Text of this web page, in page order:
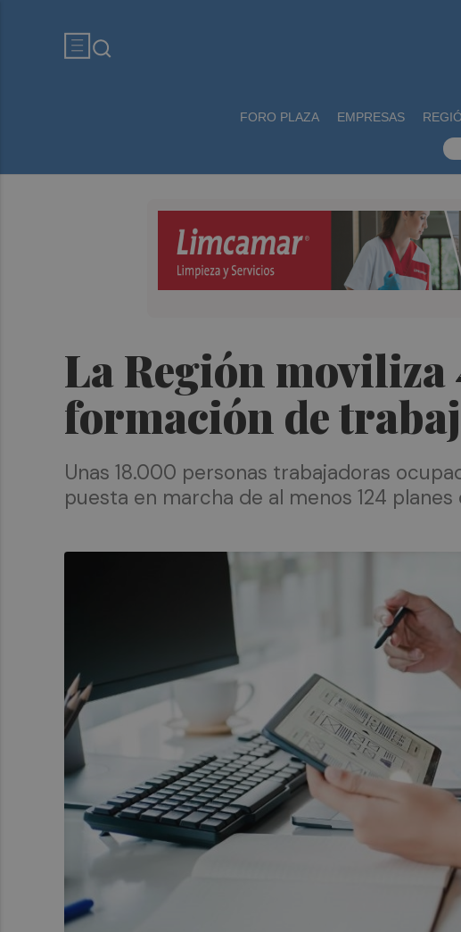
FORO PLAZA EMPRESAS
La Región
formación de
Unas 18.000 personas trabajadoras
puesta en marcha de al menos 124